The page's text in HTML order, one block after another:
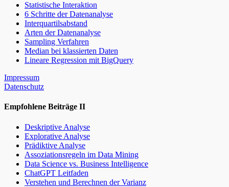
Statistische Interaktion
6 Schritte der Datenanalyse
Interquartilsabstand
Arten der Datenanalyse
Sampling Verfahren
Median bei klassierten Daten
Lineare Regression mit BigQuery
Impressum
Datenschutz
Empfohlene Beiträge II
Deskriptive Analyse
Explorative Analyse
Prädiktive Analyse
Assoziationsregeln im Data Mining
Data Science vs. Business Intelligence
ChatGPT Leitfaden
Verstehen und Berechnen der Varianz